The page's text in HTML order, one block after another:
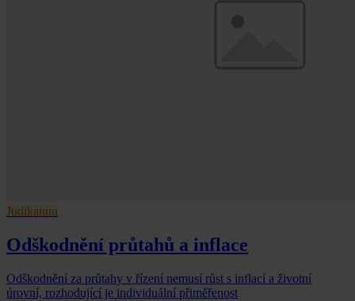
Judikatura
Odškodnění průtahů a inflace
Odškodnění za průtahy v řízení nemusí růst s inflací a životní
úrovní, rozhodující je individuální přiměřenost